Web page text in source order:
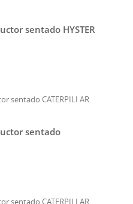
sentado HYSTER
sentado